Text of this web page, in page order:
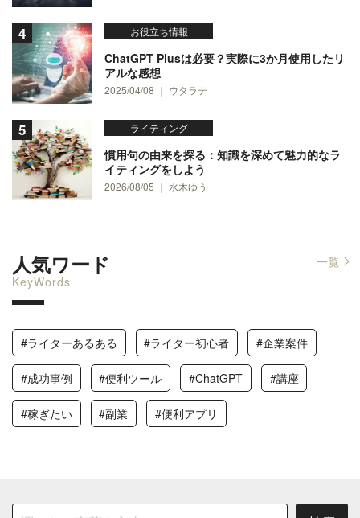
お役立ち情報
ChatGPT Plusは必要？実際に3か月使用したリ
アルな感想
2025/04/08 ｜ ウタラテ
ライティング
慣用句の由来を探る：知識を深めて魅力的なラ
イティングをしよう
2026/08/05 ｜ 水木ゆう
人気ワード
KeyWords
一覧
#ライターあるある #ライター初心者 #企業案件
#成功事例 #便利ツール #ChatGPT #講座
#稼ぎたい #副業 #便利アプリ